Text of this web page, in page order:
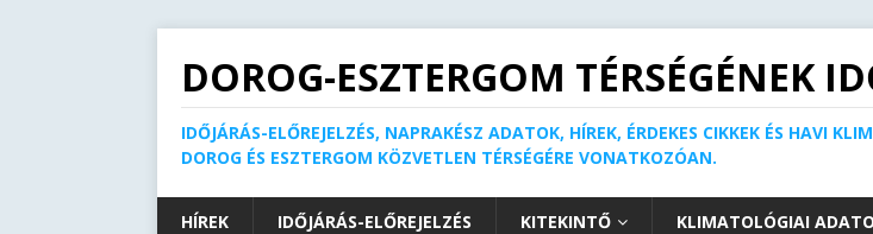
DOROG-ESZTERGOM TÉRSÉGÉNEK
IDŐJÁRÁS-ELŐREJELZÉS, NAPRAKÉSZ ADATOK, HÍREK, ÉRDEKES CIKKEK ÉS HAVI
DOROG ÉS ESZTERGOM KÖZVETLEN TÉRSÉGÉRE VONATKOZÓAN.
HÍREK IDŐJÁRÁS-ELŐREJELZÉS KITEKINTŐ KLIMATOLÓGIAI